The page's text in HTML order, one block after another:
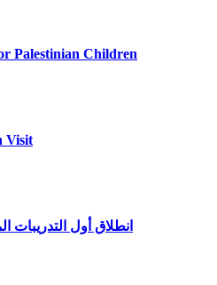
Palestinian Children
Visit
انطلاق أول التدريبات